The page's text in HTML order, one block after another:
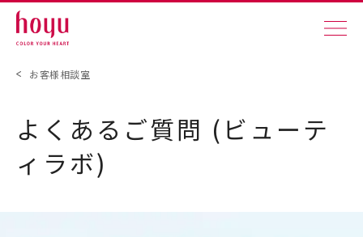
お客様相談室
よくあるご質問 (ビューテ
ィラボ)